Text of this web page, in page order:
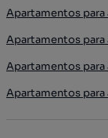
Apartamentos para
Apartamentos para
Apartamentos para
Apartamentos para